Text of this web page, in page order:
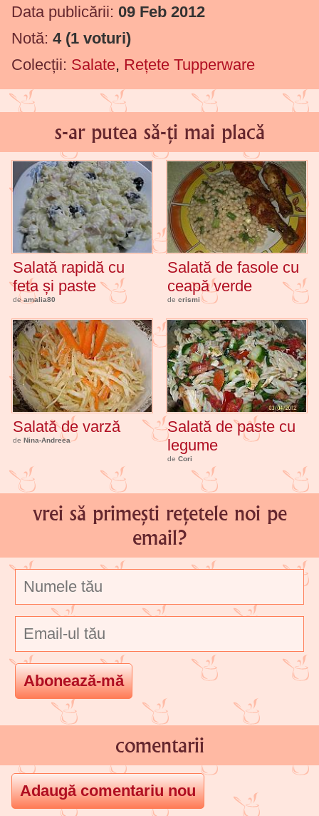
Data publicării: 09 Feb 2012
Notă: 4(1 voturi)
Colecții: Salate, Rețete Tupperware
s-ar putea să-ți mai placă
Salată rapidă cu
feta și paste
deamalia80
Salată de fasole cu
ceapă verde
de crismi
Salată de varză
de Nina-Andreea
Salată de paste cu
legume
de Cori
vrei să primești rețetele noi pe
email?
comentarii